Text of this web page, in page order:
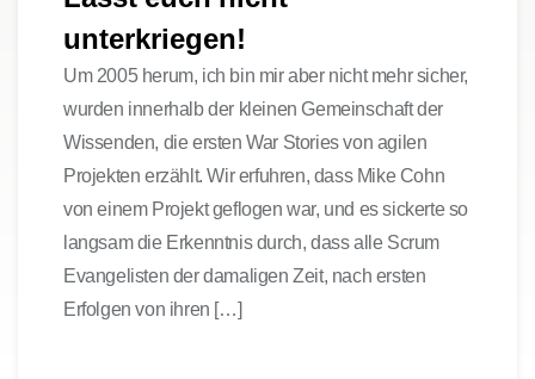
unterkriegen!
Um 2005 herum, ich bin mir aber nicht mehr sicher,
wurden innerhalb der kleinen Gemeinschaft der
Wissenden, die ersten War Stories von agilen
Projekten erzählt. Wir erfuhren, dass Mike Cohn
von einem Projekt geflogen war, und es sickerte so
langsam die Erkenntnis durch, dass alle Scrum
Evangelisten der damaligen Zeit, nach ersten
Erfolgen von ihren […]